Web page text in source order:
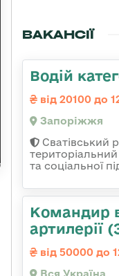
ВАКАНСІЇ
Водій
від 20100 до
Запоріжжя
Сватівський
та соціальної
Командир
артилерії
від 50000 до
Вся Україна